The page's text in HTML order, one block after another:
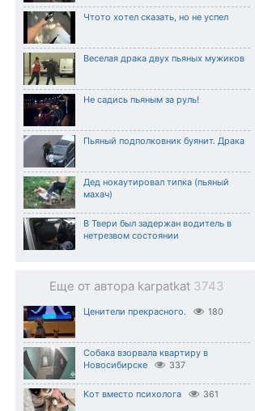
Чтото хотел сказать, но не успел
Веселая драка двух пьяных мужиков
Не садись пьяным за руль!
Пьяный подполковник буянит. Драка
Дед нокаутировал типка (пьяный
махач)
В Твери был задержан водитель в
нетрезвом состоянии
Еще от автора karpatkat 3743
Ценители прекрасного. 180
Собака взорвала квартиру в
Новосибирске
337
Кот вместо психолога 361